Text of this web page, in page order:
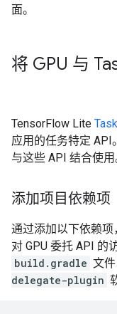
面。
将 GPU 与
TensorFlow Lite
应用的任务特定 API
与这些 API 结合使用
添加项目依赖项
通过添加以下依赖项
对 GPU 委托 API 的
build.gradle 文
delegate-plugin